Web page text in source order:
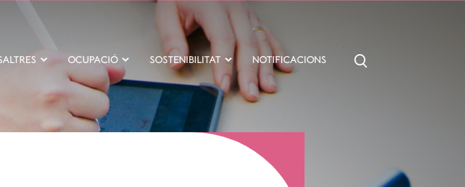
OCUPACIÓ SOSTENIBILITAT NOTIFICACIONS